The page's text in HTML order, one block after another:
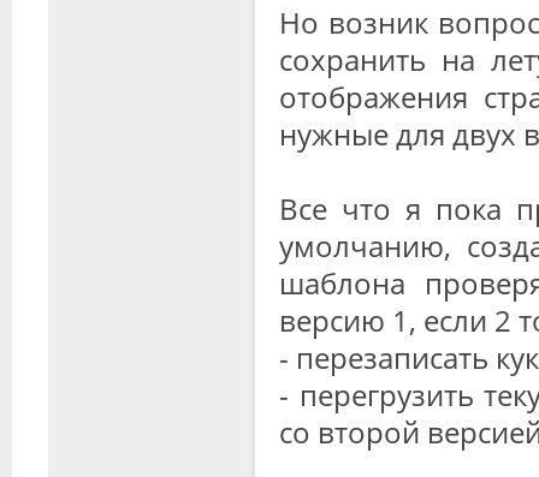
Но возник
сохранить на
отображения
нужные для двух
Все что я пока
умолчанию,
шаблона
версию 1, если 2
- перезаписать
- перегрузить
со второй